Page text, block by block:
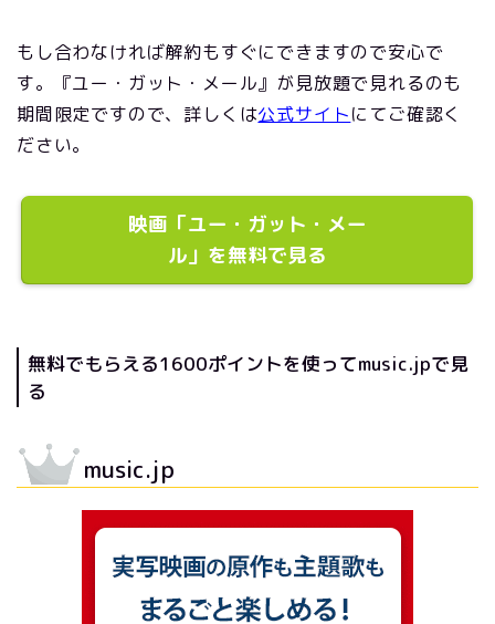
もし合わなければ解約もすぐにできますので安心で
す。『ユー・ガット・メール』が見放題で見れるのも
期間限定ですので、詳しくは公式サイトにてご確認く
ださい。
映画「ユー・ガット・メー
ル」を無料で見る
無料でもらえる1600ポイントを使ってmusic.jpで見
る
music.jp